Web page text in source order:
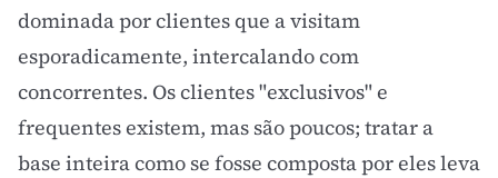
dominada por clientes que a visitam
esporadicamente, intercalando com
concorrentes. Os clientes "exclusivos" e
frequentes existem, mas são poucos; tratar a
base inteira como se fosse composta por eles leva